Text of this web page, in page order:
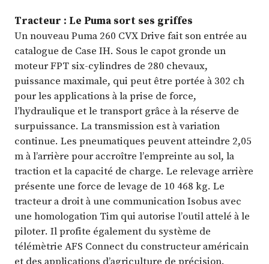
Tracteur : Le Puma sort ses griffes
Un nouveau Puma 260 CVX Drive fait son entrée au
catalogue de Case IH. Sous le capot gronde un
moteur FPT six-cylindres de 280 chevaux,
puissance maximale, qui peut être portée à 302 ch
pour les applications à la prise de force,
l’hydraulique et le transport grâce à la réserve de
surpuissance. La transmission est à variation
continue. Les pneumatiques peuvent atteindre 2,05
m à l’arrière pour accroître l’empreinte au sol, la
traction et la capacité de charge. Le relevage arrière
présente une force de levage de 10 468 kg. Le
tracteur a droit à une communication Isobus avec
une homologation Tim qui autorise l’outil attelé à le
piloter. Il profite également du système de
télémètrie AFS Connect du constructeur américain
et des applications d’agriculture de précision.